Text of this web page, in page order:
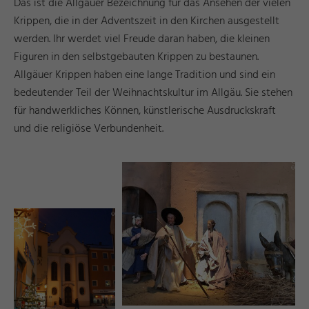
Das ist die Allgäuer Bezeichnung für das Ansehen der vielen
Krippen, die in der Adventszeit in den Kirchen ausgestellt
werden. Ihr werdet viel Freude daran haben, die kleinen
Figuren in den selbstgebauten Krippen zu bestaunen.
Allgäuer Krippen haben eine lange Tradition und sind ein
bedeutender Teil der Weihnachtskultur im Allgäu. Sie stehen
für handwerkliches Können, künstlerische Ausdruckskraft
und die religiöse Verbundenheit.
©
A
n
k
e
Hil
t
e
n
s
p
e
r
g
e
©
I
n
g
rid
Y
a
s
ha
R
ö
s
ne